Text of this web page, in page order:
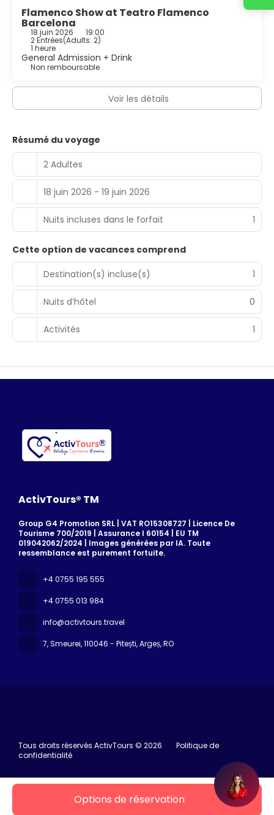
Options de réservation
Flamenco Show at Teatro Flamenco
Barcelona
18 juin 2026 19:00
2 Entrées(Adults: 2)
1 heure
General Admission + Drink
Non remboursable
Voir les détails
Résumé du voyage
2 Adultes
18 juin 2026 - 19 juin 2026
Nuits incluses dans le forfait 1
Cette option de vacances comprend
Destination(s) incluse(s)
1
Nuits d’hôtel 0
Activités 1
ActivTours® TM
Group G4 Promotion SRL | VAT RO15308727 | Licence De
Tourisme 700/2019 | Assurance I 60154 | EU TM
019042062/2024 | Images générées par IA. Toute
ressemblance est purement fortuite.
+4 0755 195 555
+4 0755 013 984
info@activtours.travel
7, Smeurei, 110046 - Pitești, Argeș, RO
Tous droits réservés ActivTours © 2026
Politique de
confidentialité